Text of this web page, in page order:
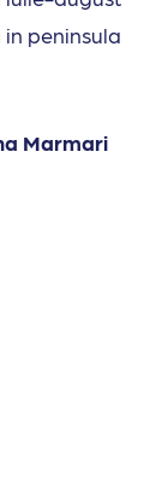
peninsula
Marmari